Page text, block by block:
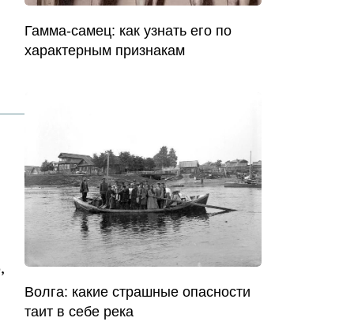
Гамма-самец: как узнать его по
характерным признакам
Волга: какие страшные опасности
таит в себе река